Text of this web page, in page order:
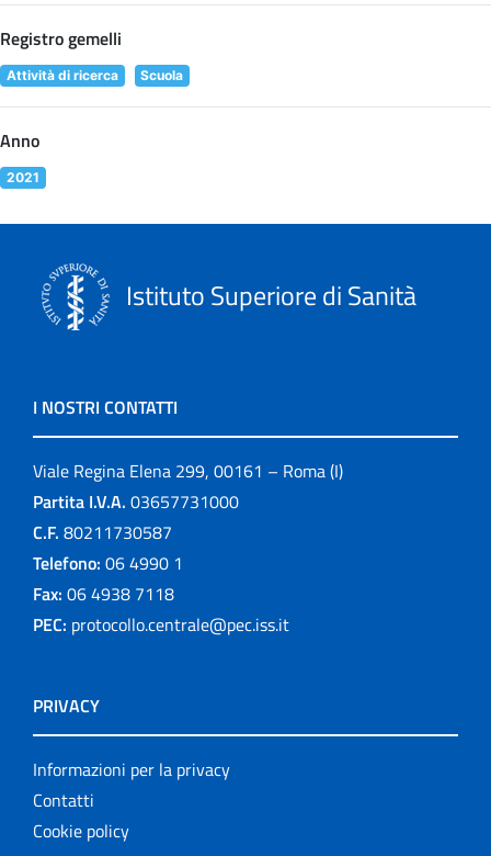
Registro gemelli
Attività di ricerca Scuola
Anno
2021
Istituto Superiore di Sanità
I NOSTRI CONTATTI
Viale Regina Elena 299, 00161 – Roma (I)
Partita I.V.A. 03657731000
C.F. 80211730587
Telefono: 06 4990 1
Fax: 06 4938 7118
PEC: protocollo.centrale@pec.iss.it
PRIVACY
Informazioni per la privacy
Contatti
Cookie policy